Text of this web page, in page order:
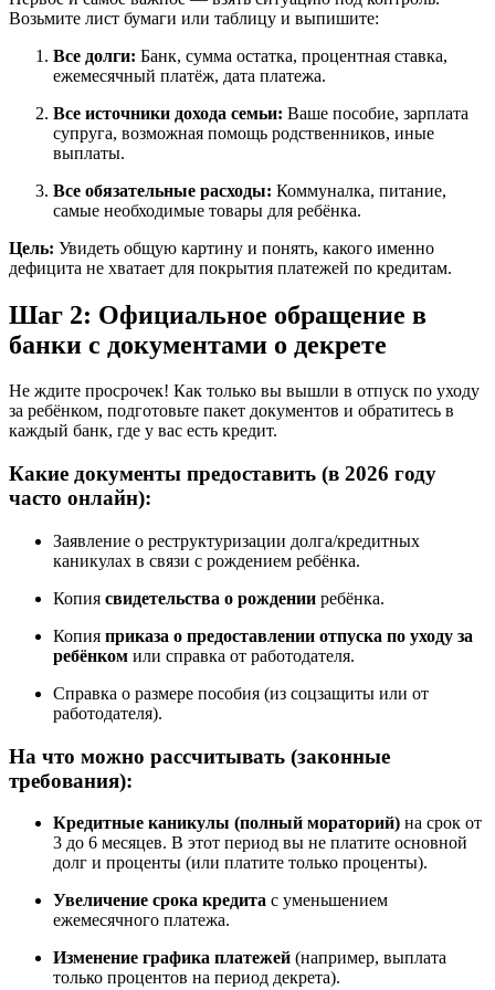
Возьмите лист бумаги или таблицу и выпишите:
Все долги: Банк, сумма остатка, процентная ставка,
ежемесячный платёж, дата платежа.
Все источники дохода семьи: Ваше пособие, зарплата
супруга, возможная помощь родственников, иные
выплаты.
Все обязательные расходы: Коммуналка, питание,
самые необходимые товары для ребёнка.
Цель: Увидеть общую картину и понять, какого именно
дефицита не хватает для покрытия платежей по кредитам.
Шаг 2: Официальное обращение в
банки с документами о декрете
Не ждите просрочек! Как только вы вышли в отпуск по уходу
за ребёнком, подготовьте пакет документов и обратитесь в
каждый банк, где у вас есть кредит.
Какие документы предоставить (в 2026 году
часто онлайн):
Заявление о реструктуризации долга/кредитных
каникулах в связи с рождением ребёнка.
Копия свидетельства о рождении ребёнка.
Копия приказа о предоставлении отпуска по уходу за
ребёнком или справка от работодателя.
Справка о размере пособия (из соцзащиты или от
работодателя).
На что можно рассчитывать (законные
требования):
Кредитные каникулы (полный мораторий) на срок от
3 до 6 месяцев. В этот период вы не платите основной
долг и проценты (или платите только проценты).
Увеличение срока кредита с уменьшением
ежемесячного платежа.
Изменение графика платежей (например, выплата
только процентов на период декрета).